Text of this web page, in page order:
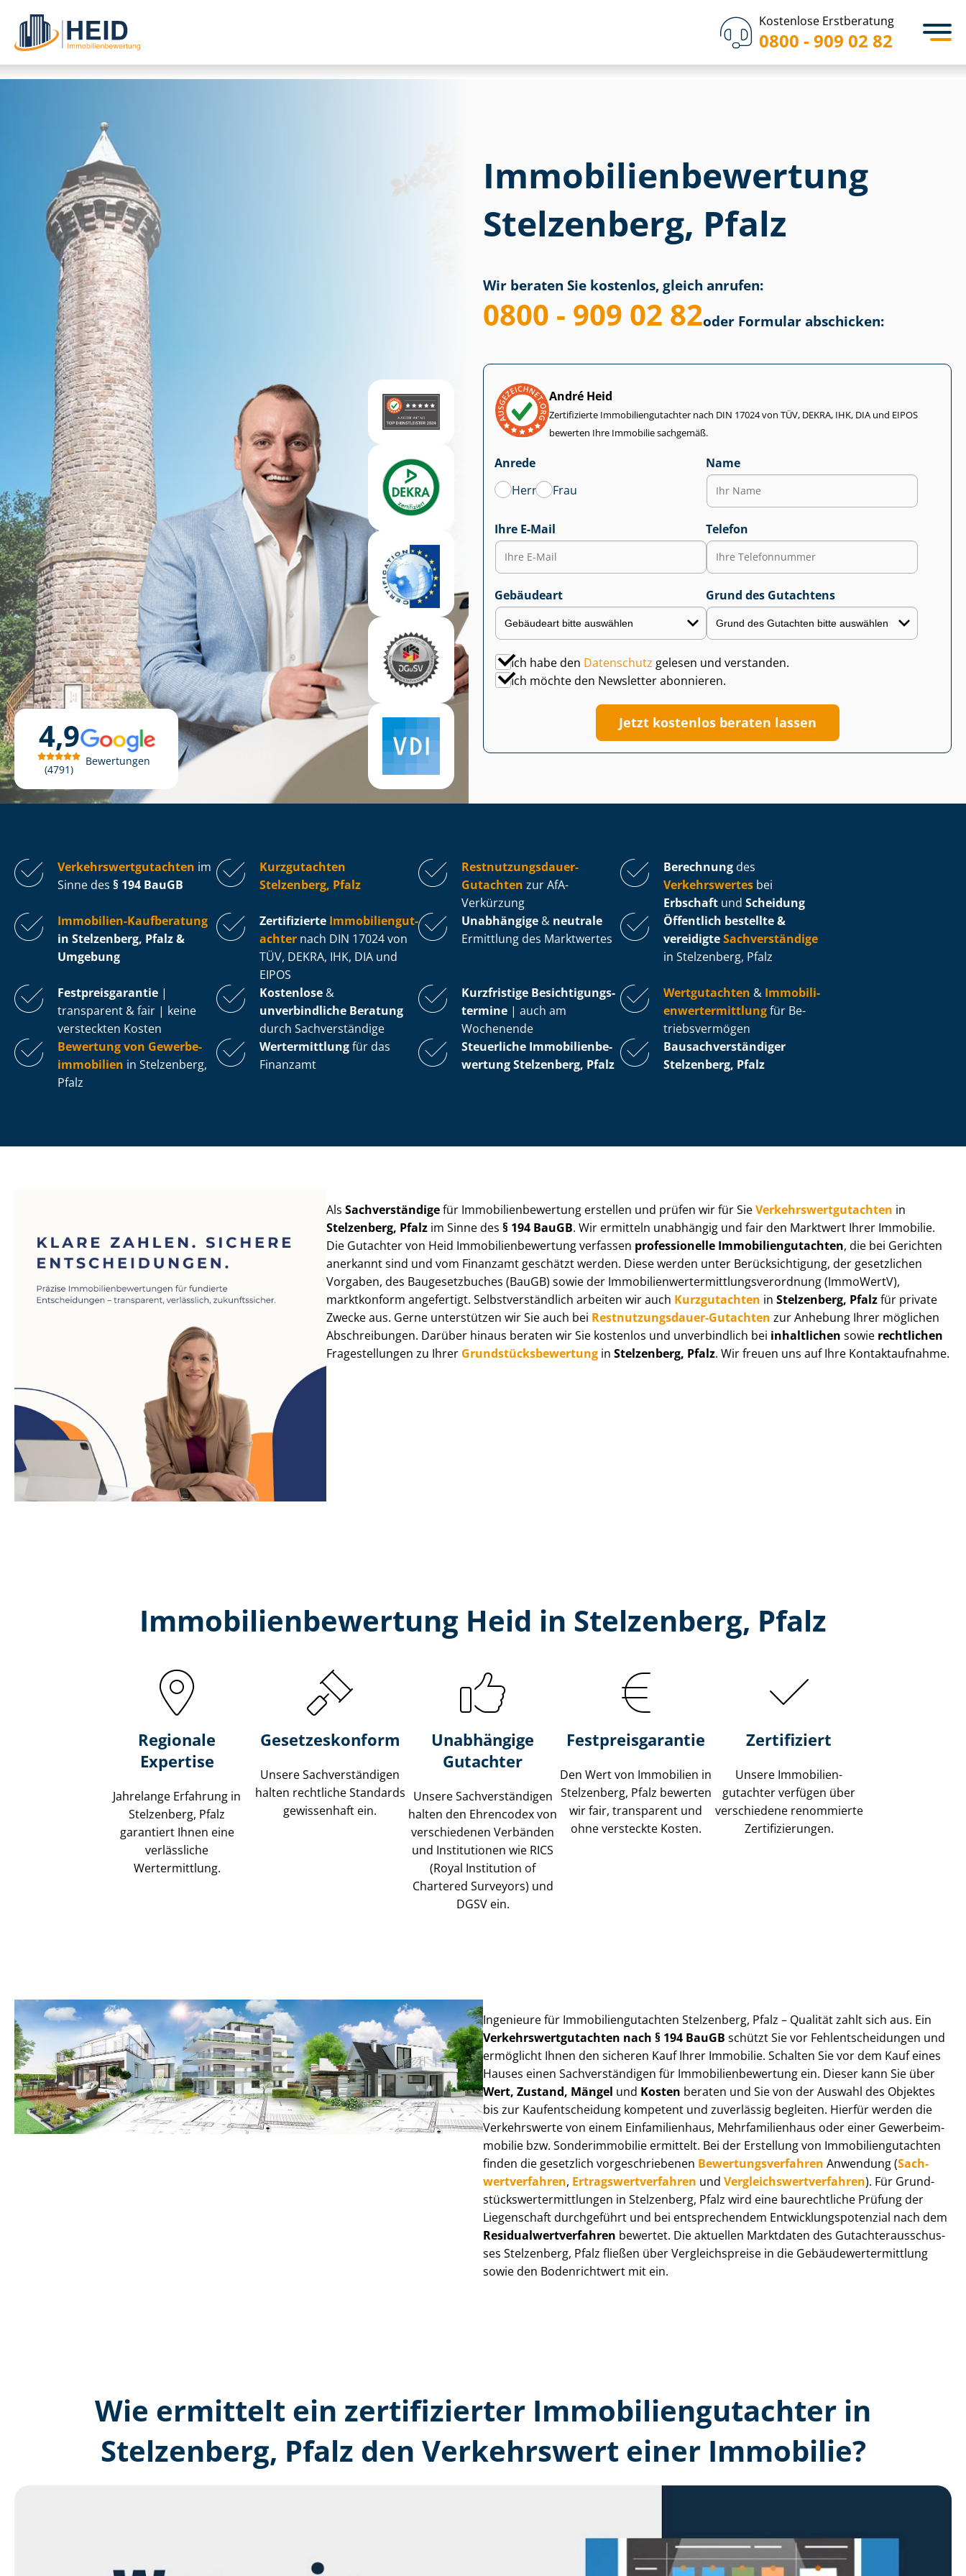
Kostenlose Erstberatung
0800 - 909 02 82
4,9
4791
Bewertungen
Immobilien­bewertung
Stelzenberg, Pfalz
Wir beraten Sie kostenlos, gleich anrufen:
0800 - 909 02 82oder Formular abschicken:
André Heid
Zertifizierte Im­mo­bi­li­en­gut­ach­ter nach DIN 17024 von TÜV, DEKRA, IHK, DIA und EIPOS
bewerten Ihre Immobilie sachgemäß.
Anrede
Herr
Frau
Name
Ihre E-Mail Telefon
Gebäudeart Grund des Gutachtens
Ich habe den Datenschutz gelesen und verstanden.
Ich möchte den Newsletter abonnieren.
Jetzt kostenlos beraten lassen
Ver­kehrs­wert­gut­ach­ten im
Sinne des § 194 BauGB
Kurzgutachten
Stelzenberg, Pfalz
Rest­nut­zungs­dau­er-
Gutachten zur AfA-
Verkürzung
Berechnung des
Verkehrswertes bei
Erbschaft und Scheidung
Immobilien-Kaufberatung
in Stelzenberg, Pfalz &
Umgebung
Zertifizierte Im­mo­bi­li­en­gut­
ach­ter nach DIN 17024 von
TÜV, DEKRA, IHK, DIA und
EIPOS
Unabhängige & neutrale
Ermittlung des Marktwertes
Öffentlich bestellte &
vereidigteSachverständige
in Stelzenberg, Pfalz
Fest­preis­ga­ran­tie |
transparent & fair | keine
versteckten Kosten
Kostenlose &
unverbindliche Beratung
durch Sachverständige
Kurzfristige Be­sich­ti­gungs­
ter­mi­ne | auch am
Wochenende
Wertgutachten & Im­mo­bi­li­
en­wert­ermitt­lungfür Be­
triebs­ver­mö­gen
Bewertung von Ge­wer­be­
im­mo­bi­li­en in Stelzenberg,
Pfalz
Wertermittlungfür das
Finanzamt
Steuerliche Im­mo­bi­li­en­be­
wer­tungStelzenberg, Pfalz
Bau­sach­ver­stän­di­ger
Stelzenberg, Pfalz
AlsSachverständigefür Im­mo­bi­li­en­be­wer­tung erstellen und prüfen wir für SieVer­kehrs­wert­gut­ach­ten in
Stelzenberg, Pfalz im Sinne des§ 194 BauGB. Wir ermitteln unabhängig und fair den Marktwert Ihrer Immobilie.
Die Gutachter von Heid Im­mo­bi­li­en­be­wer­tung verfassen professionelle Im­mo­bi­li­en­gut­ach­ten, die bei Gerichten
anerkannt sind und vom Finanzamt geschätzt werden. Diese werden unter Be­rück­sich­ti­gung, der gesetzlichen
Vorgaben, des Baugesetzbuches (BauGB) sowie der Im­mo­bi­li­en­wert­ermitt­lungs­ver­ord­nung (ImmoWertV),
marktkonform angefertigt. Selbst­ver­ständ­lich arbeiten wir auch Kurzgutachten in Stelzenberg, Pfalzfür private
Zwecke aus. Gerne unterstützen wir Sie auch bei Rest­nut­zungs­dau­er-Gutachten zur Anhebung Ihrer möglichen
Abschreibungen. Darüber hinaus beraten wir Sie kostenlos und unverbindlich bei inhaltlichen sowie rechtlichen
Fragestellungen zu Ihrer Grund­stücks­be­wer­tung inStelzenberg, Pfalz. Wir freuen uns auf Ihre Kontaktaufnahme.
Immobilien­bewertung Heid in Stelzenberg, Pfalz
Regionale
Expertise
Jahrelange Erfahrung in
Stelzenberg, Pfalz
garantiert Ihnen eine
verlässliche
Wertermittlung.
Gesetzes­konform
Unsere Sach­ver­stän­di­gen
halten rechtliche Standards
gewissenhaft ein.
Unabhängige
Gutachter
Unsere Sach­ver­stän­di­gen
halten den Ehrencodex von
verschiedenen Verbänden
und Institutionen wie RICS
(Royal Institution of
Chartered Surveyors) und
DGSV ein.
Festpreis​garantie
Den Wert von Immobilien in
Stelzenberg, Pfalz bewerten
wir fair, transparent und
ohne versteckte Kosten.
Zertifiziert
Unsere Immobilien­
gutachter verfügen über
verschiedene renommierte
Zer­ti­fi­zie­run­gen.
Ingenieure für Im­mo­bi­li­en­gut­ach­ten Stelzenberg, Pfalz – Qualität zahlt sich aus. Ein
Ver­kehrs­wert­gut­ach­ten nach § 194 BauGB schützt Sie vor Fehl­ent­schei­dun­gen und
ermöglicht Ihnen den sicheren Kauf Ihrer Immobilie. Schalten Sie vor dem Kauf eines
Hauses einen Sach­ver­stän­di­gen für Im­mo­bi­li­en­be­wer­tung ein. Dieser kann Sie über
Wert, Zustand, Mängel und Kosten beraten und Sie von der Auswahl des Objektes
bis zur Kauf­ent­schei­dung kompetent und zuverlässig begleiten. Hierfür werden die
Verkehrswerte von einem Einfamilienhaus, Mehr­fa­mi­li­en­haus oder einer Ge­wer­be­im­
mo­bi­lie bzw. Sonderimmobilie ermittelt. Bei der Erstellung von Im­mo­bi­li­en­gut­ach­ten
finden die gesetzlich vor­ge­schrie­be­nen Be­wer­tungs­ver­fah­ren Anwendung (Sach­
wert­ver­fah­ren, Er­trags­wert­ver­fah­ren und Ver­gleichs­wert­ver­fah­ren). Für Grund­
stücks­wert­ermitt­lun­gen in Stelzenberg, Pfalz wird eine baurechtliche Prüfung der
Liegenschaft durchgeführt und bei entsprechendem Ent­wick­lungs­po­ten­zi­al nach dem
Re­si­du­al­wert­ver­fah­ren bewertet. Die aktuellen Marktdaten des Gut­ach­ter­aus­schus­
ses Stelzenberg, Pfalz fließen über Ver­gleichs­prei­se in die Ge­bäu­de­wert­ermitt­lung
sowie den Bodenrichtwert mit ein.
Wie ermittelt ein zertifizierter Immobilien­gutachter in
Stelzenberg, Pfalz den Verkehrswert einer Immobilie?